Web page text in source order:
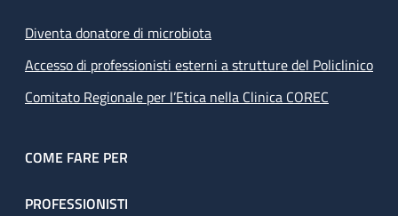
Diventa donatore di microbiota
Accesso di professionisti esterni a strutture del Policlinico
Comitato Regionale per l’Etica nella Clinica COREC
COME FARE PER
PROFESSIONISTI